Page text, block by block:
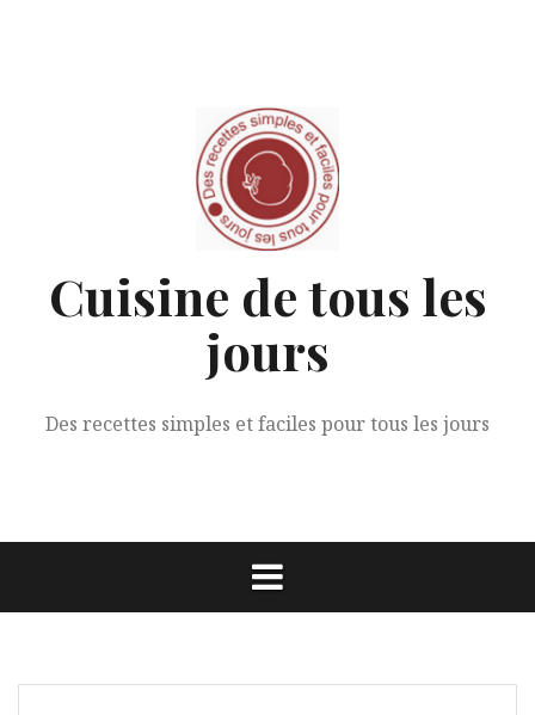
Cuisine de tous les
jours
Des recettes simples et faciles pour tous les jours